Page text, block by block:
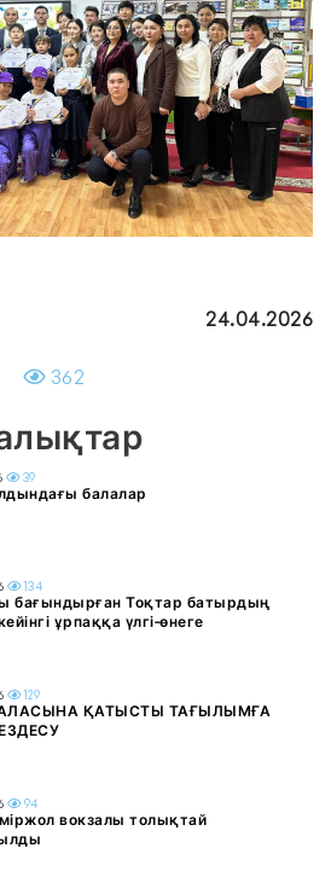
24.04.2026
362
39
балалар
134
бағындырған Тоқтар батырдың
ұрпаққа үлгі-өнеге
129
ҚАТЫСТЫ ТАҒЫЛЫМҒА
94
вокзалы толықтай